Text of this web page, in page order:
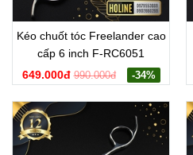
Kéo chuốt tóc Freelander cao
cấp 6 inch F-RC6051
649.000đ 990.000đ -34%